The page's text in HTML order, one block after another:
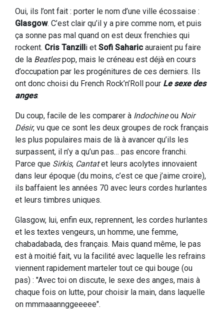
Oui, ils l’ont fait : porter le nom d’une ville écossaise :
Glasgow. C’est clair qu’il y a pire comme nom, et puis
ça sonne pas mal quand on est deux frenchies qui
rockent. Cris Tanzilli et Sofi Saharic auraient pu faire
de la Beatlespop, mais le créneau est déjà en cours
d’occupation par les progénitures de ces derniers. Ils
ont donc choisi du French Rock’n’Roll pour Le sexe des
anges.
Du coup, facile de les comparer à Indochineou Noir
Désir, vu que ce sont les deux groupes de rock français
les plus populaires mais de là à avancer qu’ils les
surpassent, il n’y a qu’un pas… pas encore franchi.
Parce que Sirkis, Cantatet leurs acolytes innovaient
dans leur époque (du moins, c’est ce que j’aime croire),
ils baffaient les années 70 avec leurs cordes hurlantes
et leurs timbres uniques.
Glasgow, lui, enfin eux, reprennent, les cordes hurlantes
et les textes vengeurs, un homme, une femme,
chabadabada, des français. Mais quand même, le pas
est à moitié fait, vu la facilité avec laquelle les refrains
viennent rapidement marteler tout ce qui bouge (ou
pas) : "Avec toi on discute, le sexe des anges, mais à
chaque fois on lutte, pour choisir la main, dans laquelle
on mmmaaannggeeeee".